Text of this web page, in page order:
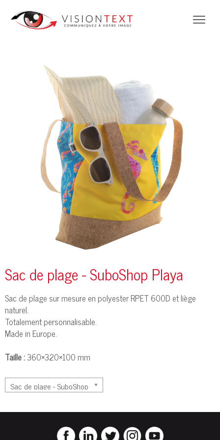
Sac de plage - SuboShop Playa
Sac de plage sur mesure en polyester RPET 600D et liège
naturel.
Totalement personnalisable.
Made in Europe.
Taille :360×320×100 mm